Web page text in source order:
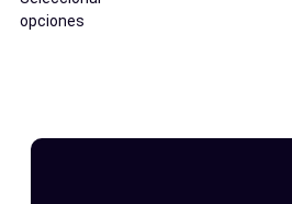
opciones